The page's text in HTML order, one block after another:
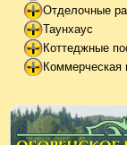
Отделочные
Таунхаус
Коттеджные
Коммерческая